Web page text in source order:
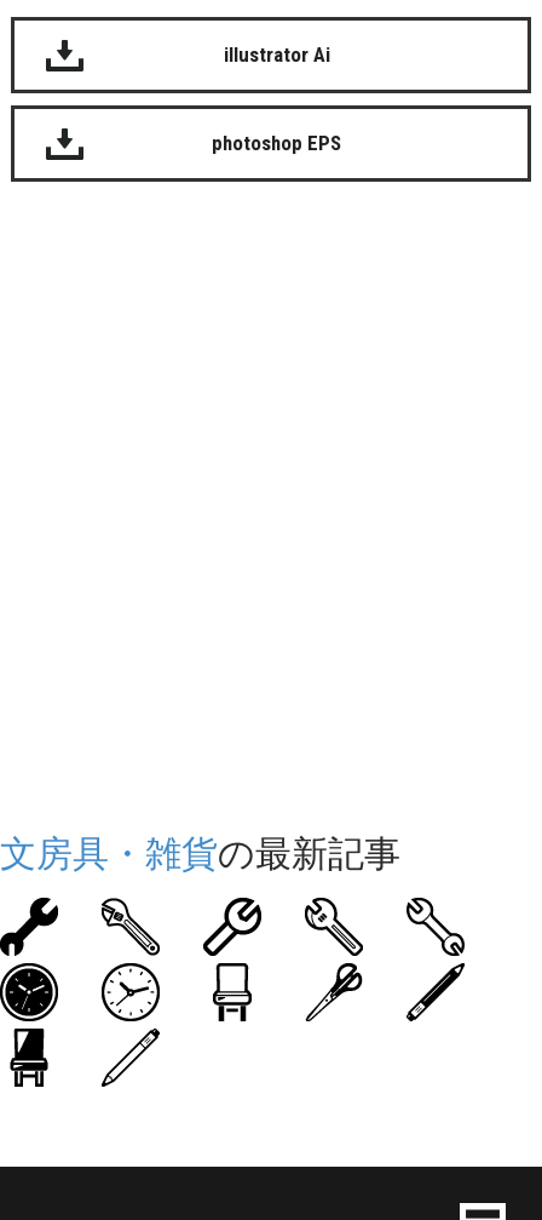
illustrator Ai
photoshop EPS
文房具・雑貨の最新記事